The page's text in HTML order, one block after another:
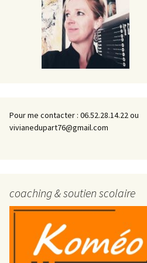
Pour me contacter : 06.52.28.14.22 ou
vivianedupart76@gmail.com
coaching & soutien scolaire